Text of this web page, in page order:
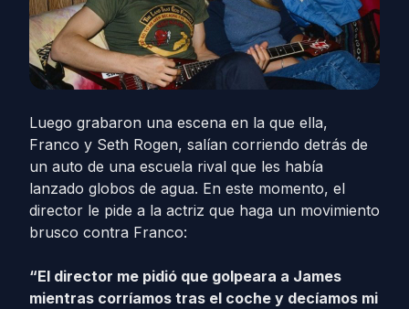
Luego grabaron una escena en la que ella,
Franco y Seth Rogen, salían corriendo detrás de
un auto de una escuela rival que les había
lanzado globos de agua. En este momento, el
director le pide a la actriz que haga un movimiento
brusco contra Franco:
“El director me pidió que golpeara a James
mientras corríamos tras el coche y decíamos mi